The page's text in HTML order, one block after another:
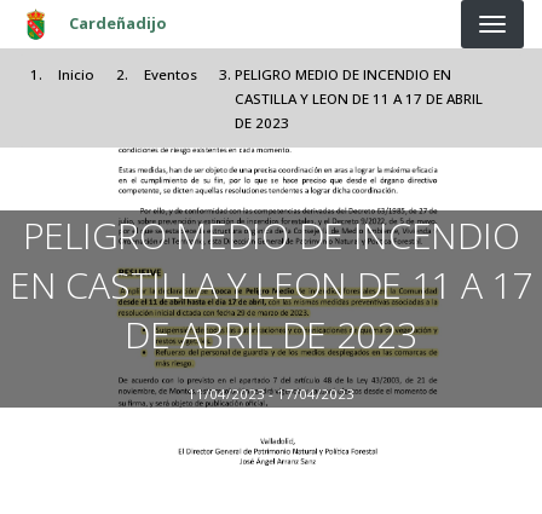
Pasar al contenido principal
Cardeñadijo
Inicio Eventos
PELIGRO MEDIO DE INCENDIO EN
CASTILLA Y LEON DE 11 A 17 DE ABRIL
DE 2023
PELIGRO MEDIO DE INCENDIO
EN CASTILLA Y LEON DE 11 A 17
DE ABRIL DE 2023
11/04/2023 - 17/04/2023